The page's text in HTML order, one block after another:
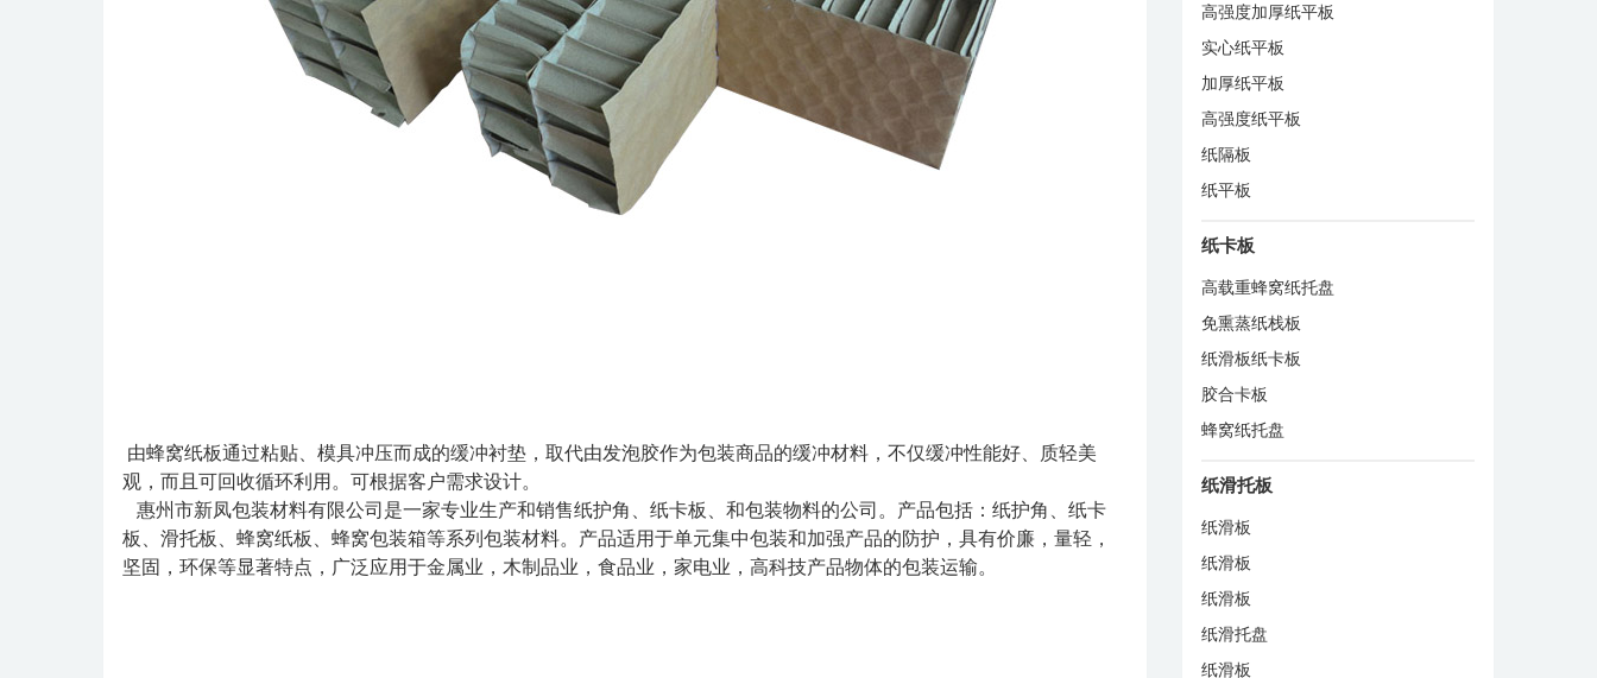
由蜂窝纸板通过粘贴、模具冲压而成的缓冲衬垫，取代由发泡胶作为包装商品的缓冲材料，不仅缓冲性能好、质轻美
观，而且可回收循环利用。可根据客户需求设计。
惠州市新凤包装材料有限公司是一家专业生产和销售纸护角、纸卡板、和包装物料的公司。产品包括：纸护角、纸卡
板、滑托板、蜂窝纸板、蜂窝包装箱等系列包装材料。产品适用于单元集中包装和加强产品的防护，具有价廉，量轻，
坚固，环保等显著特点，广泛应用于金属业，木制品业，食品业，家电业，高科技产品物体的包装运输。
高强度加厚纸平板
实心纸平板
加厚纸平板
高强度纸平板
纸隔板
纸平板
纸卡板
高载重蜂窝纸托盘
免熏蒸纸栈板
纸滑板纸卡板
胶合卡板
蜂窝纸托盘
纸滑托板
纸滑板
纸滑板
纸滑板
纸滑托盘
纸滑板